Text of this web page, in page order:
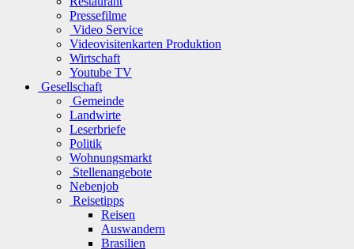
Pressefilme
Video Service
Videovisitenkarten Produktion
Wirtschaft
Youtube TV
Gesellschaft
Gemeinde
Landwirte
Leserbriefe
Politik
Wohnungsmarkt
Stellenangebote
Nebenjob
Reisetipps
Reisen
Auswandern
Brasilien